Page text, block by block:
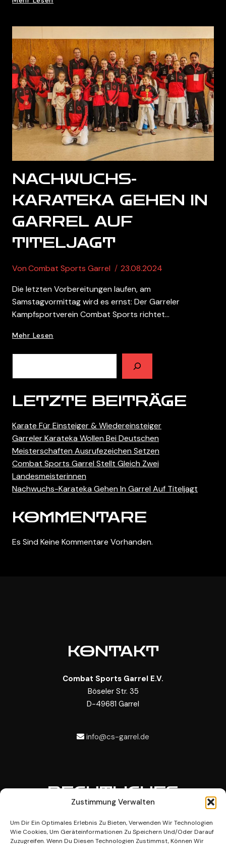
Zustimmung Verwalten
Um Dir Ein Optimales Erlebnis Zu Bieten, Verwenden Wir Technologien
Wie Cookies, Um Geräteinformationen Zu Speichern Und/oder Darauf
Zuzugreifen. Wenn Du Diesen Technologien Zustimmst, Können Wir
Gleich
Zwei
Landesmeisterinnen
NACHWUCHS-
KARATEKA GEHEN IN
GARREL AUF
TITELJAGT
VonCombat Sports Garrel
23.08.2024
Die letzten Vorbereitungen laufen, am
Samstagvormittag wird es ernst: Der Garreler
Kampfsportverein Combat Sports richtet…
Mehr Lesen
Gehen
Garrel
Titeljagt
LETZTE BEITRÄGE
Karate Für Einsteiger & Wiedereinsteiger
Garreler Karateka Wollen Bei Deutschen
Meisterschaften Ausrufezeichen Setzen
Combat Sports Garrel Stellt Gleich Zwei
Landesmeisterinnen
Nachwuchs-Karateka Gehen In Garrel Auf Titeljagt
KOMMENTARE
Es Sind Keine Kommentare Vorhanden.
KONTAKT
Combat Sports Garrel E.V.
Böseler Str. 35
D-49681 Garrel
info@cs-garrel.de
RECHTLICHES
Impressum